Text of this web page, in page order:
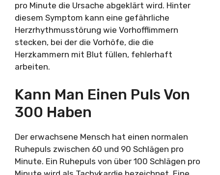
pro Minute die Ursache abgeklärt wird. Hinter
diesem Symptom kann eine gefährliche
Herzrhythmusstörung wie Vorhofflimmern
stecken, bei der die Vorhöfe, die die
Herzkammern mit Blut füllen, fehlerhaft
arbeiten.
Kann Man Einen Puls Von
300 Haben
Der erwachsene Mensch hat einen normalen
Ruhepuls zwischen 60 und 90 Schlägen pro
Minute. Ein Ruhepuls von über 100 Schlägen pro